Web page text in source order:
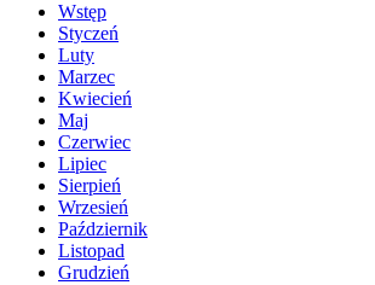
Wstęp
Styczeń
Luty
Marzec
Kwiecień
Maj
Czerwiec
Lipiec
Sierpień
Wrzesień
Październik
Listopad
Grudzień